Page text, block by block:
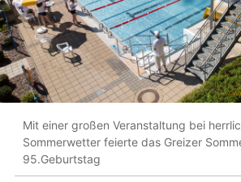
Mit einer großen Veranstaltung bei
Sommerwetter feierte das Greizer
95.Geburtstag